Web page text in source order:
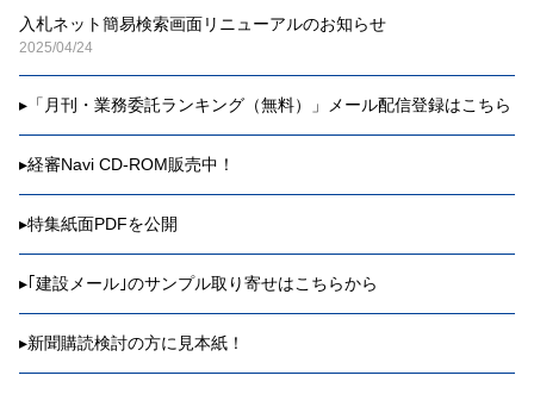
入札ネット簡易検索画面リニューアルのお知らせ
2025/04/24
▸ 「月刊・業務委託ランキング（無料）」メール配信登録はこちら
▸経審Navi CD-ROM販売中！
▸特集紙面PDFを公開
▸ ｢建設メール｣のサンプル取り寄せはこちらから
▸新聞購読検討の方に見本紙！